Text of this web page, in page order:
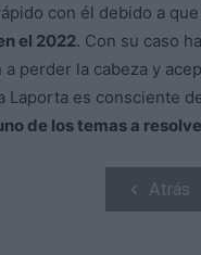
con él debido a
el 2022. Con su caso
a perder la cabeza y
Laporta es consciente
de los temas a
Atrás